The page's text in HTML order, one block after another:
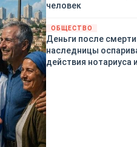
человек
ОБЩЕСТВО
Деньги после
наследницы
действия нотариуса